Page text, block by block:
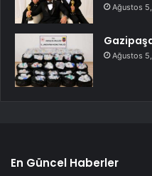
Ağustos
Ağustos
En Güncel Haberler